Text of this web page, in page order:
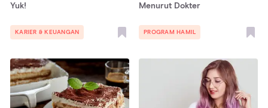
Yuk!
KARIER & KEUANGAN
Menurut Dokter
PROGRAM HAMIL